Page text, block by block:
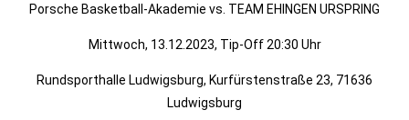
Porsche Basketball-Akademie vs. TEAM EHINGEN URSPRING
Mittwoch, 13.12.2023, Tip-Off 20:30 Uhr
Rundsporthalle Ludwigsburg, Kurfürstenstraße 23, 71636
Ludwigsburg